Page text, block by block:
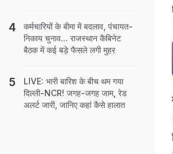
कर्मचारियों के बीमा में बदलाव, पंचायत-
निकाय चुनाव... राजस्थान कैबिनेट
बैठक में कई बड़े फैसले लगी मुहर
LIVE: भारी बारिश के बीच थम गया
दिल्‍ली-NCR! जगह-जगह जाम, रेड
अलर्ट जारी, जानिए कहां कैसे हालात